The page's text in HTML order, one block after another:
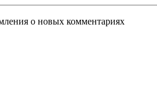
о новых комментариях